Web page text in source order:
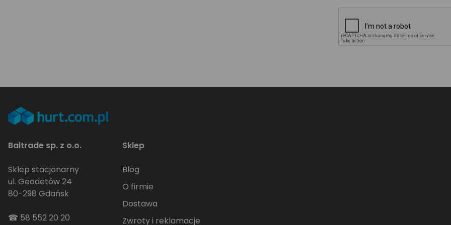
Baltrade sp. z o.o.
Sklep stacjonarny
ul. Geodetów 24
80-298 Gdańsk
☎ 58 552 20 20
Sklep
Blog
O firmie
Dostawa
Zwroty i reklamacje